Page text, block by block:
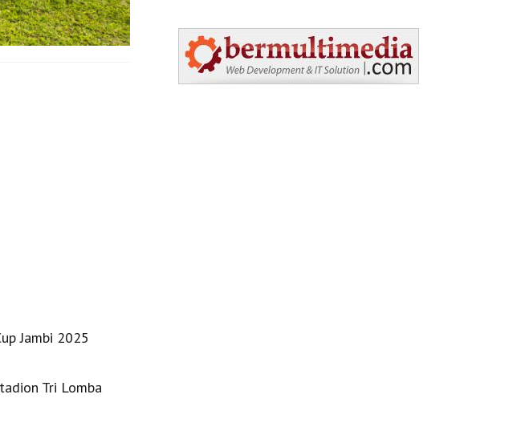
Jambi 2025
Tri Lomba